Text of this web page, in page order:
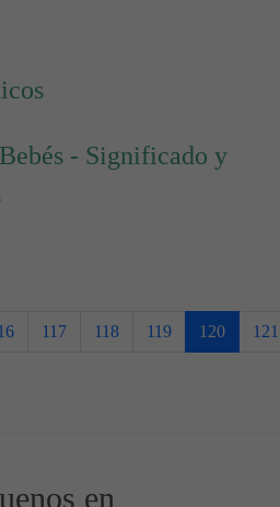
- Significado y
117 118 119 120 121
en